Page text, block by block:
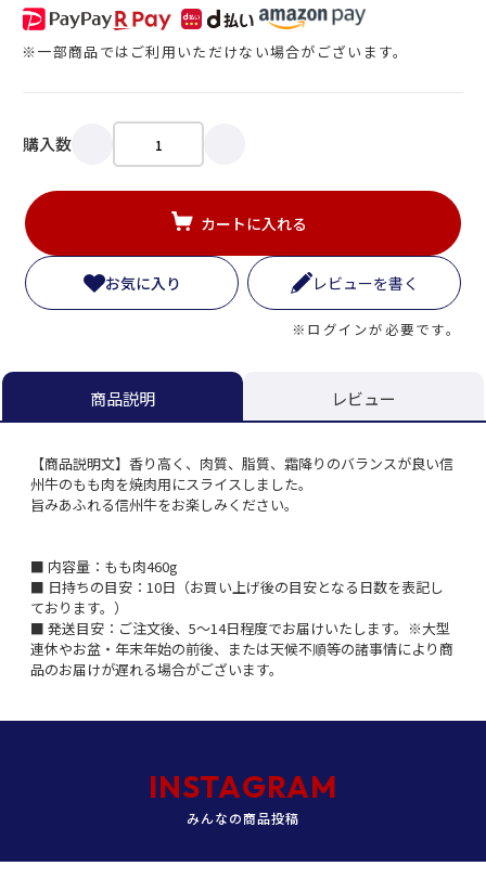
※一部商品ではご利用いただけない場合がございます。
購入数
カートに入れる
お気に入り レビューを書く
※ログインが必要です。
商品説明 レビュー
【商品説明文】香り高く、肉質、脂質、霜降りのバランスが良い信
州牛のもも肉を焼肉用にスライスしました。
旨みあふれる信州牛をお楽しみください。
■ 内容量：もも肉460g
■ 日持ちの目安：10日（お買い上げ後の目安となる日数を表記し
ております。）
■ 発送目安：ご注文後、5～14日程度でお届けいたします。※大型
連休やお盆・年末年始の前後、または天候不順等の諸事情により商
品のお届けが遅れる場合がございます。
INSTAGRAM
みんなの商品投稿